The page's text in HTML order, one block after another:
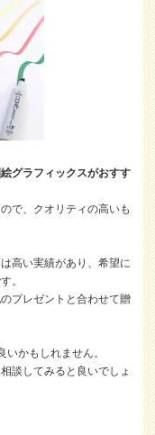
グラフィックスがおすす
で、クオリティの高いも
高い実績があり、希望に
。
プレゼントと合わせて贈
かもしれません。
談してみると良いでしょ